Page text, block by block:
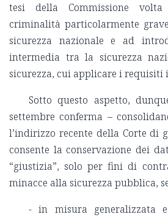
tesi della Commissione
criminalità particolarmente
sicurezza nazionale e ad
intermedia tra la sicurezza
sicurezza, cui applicare i
Sotto questo aspetto,
settembre conferma –
l’indirizzo recente della Corte di
consente la conservazione dei
“giustizia”, solo per fini di
minacce alla sicurezza pubblica,
- in misura generalizzata